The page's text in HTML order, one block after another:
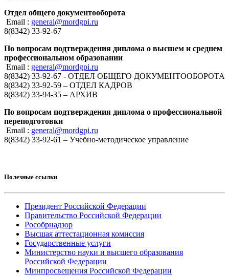
Отдел общего документооборота
Email : general@mordgpi.ru
8(8342) 33-92-67
По вопросам подтверждения диплома о высшем и среднем
профессиональном образовании
Email : general@mordgpi.ru
8(8342) 33-92-67 - ОТДЕЛ ОБЩЕГО ДОКУМЕНТООБОРОТА
8(8342) 33-92-59 – ОТДЕЛ КАДРОВ
8(8342) 33-94-35 – АРХИВ
По вопросам подтверждения диплома о профессиональной
переподготовки
Email : general@mordgpi.ru
8(8342) 33-92-61 – Учебно-методическое управление
Полезные ссылки
Президент Российской Федерации
Правительство Российской Федерации
Рособрнадзор
Высшая аттестационная комиссия
Государственные услуги
Министерство науки и высшего образования
Российской Федерации
Минпросвещения Российской Федерации